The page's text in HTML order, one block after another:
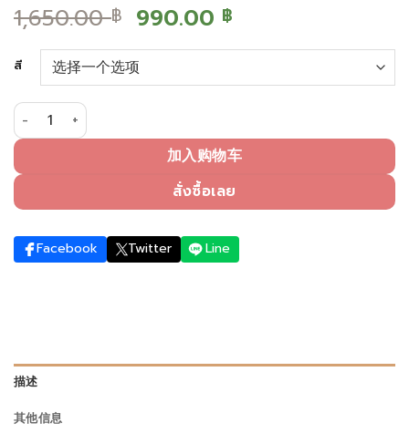
1,650.00฿ 原
为：
1,650.00 ฿。
990.00 ฿
价
格
สี
1 罐 + 3 袋 数量
加入购物车
สั่งซื้อเลย
Facebook Twitter Line
描述
其他信息